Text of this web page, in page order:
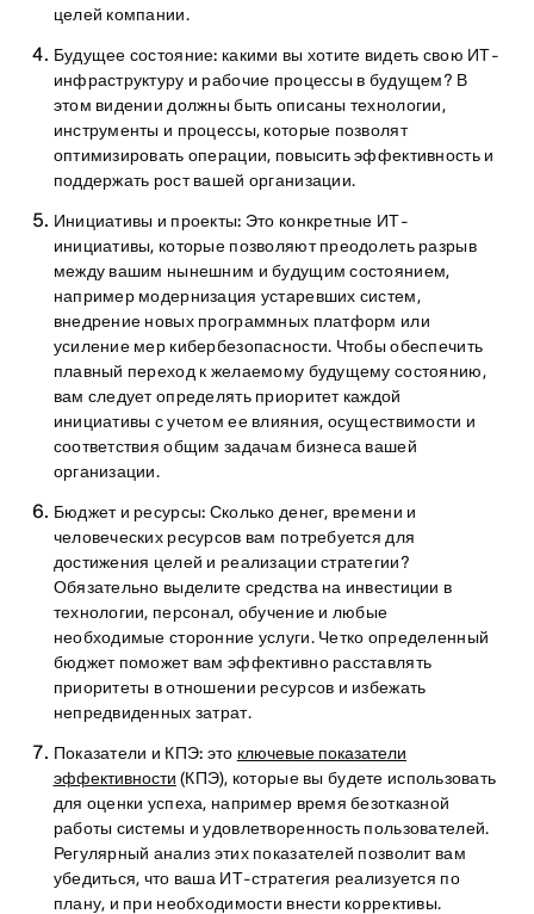
целей компании.
Будущее состояние: какими вы хотите видеть свою ИТ-
инфраструктуру и рабочие процессы в будущем? В
этом видении должны быть описаны технологии,
инструменты и процессы, которые позволят
оптимизировать операции, повысить эффективность и
поддержать рост вашей организации.
Инициативы и проекты: Это конкретные ИТ-
инициативы, которые позволяют преодолеть разрыв
между вашим нынешним и будущим состоянием,
например модернизация устаревших систем,
внедрение новых программных платформ или
усиление мер кибербезопасности. Чтобы обеспечить
плавный переход к желаемому будущему состоянию,
вам следует определять приоритет каждой
инициативы с учетом ее влияния, осуществимости и
соответствия общим задачам бизнеса вашей
организации.
Бюджет и ресурсы: Сколько денег, времени и
человеческих ресурсов вам потребуется для
достижения целей и реализации стратегии?
Обязательно выделите средства на инвестиции в
технологии, персонал, обучение и любые
необходимые сторонние услуги. Четко определенный
бюджет поможет вам эффективно расставлять
приоритеты в отношении ресурсов и избежать
непредвиденных затрат.
Показатели и КПЭ: это ключевые показатели
эффективности (КПЭ), которые вы будете использовать
для оценки успеха, например время безотказной
работы системы и удовлетворенность пользователей.
Регулярный анализ этих показателей позволит вам
убедиться, что ваша ИТ-стратегия реализуется по
плану, и при необходимости внести коррективы.